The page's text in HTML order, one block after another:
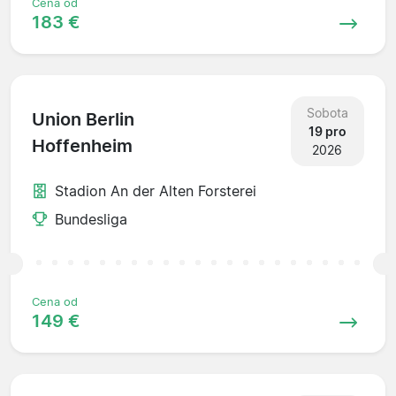
Cena od
183 €
Union Berlin
Hoffenheim
Sobota
19 pro
2026
Stadion An der Alten Forsterei
Bundesliga
Cena od
149 €